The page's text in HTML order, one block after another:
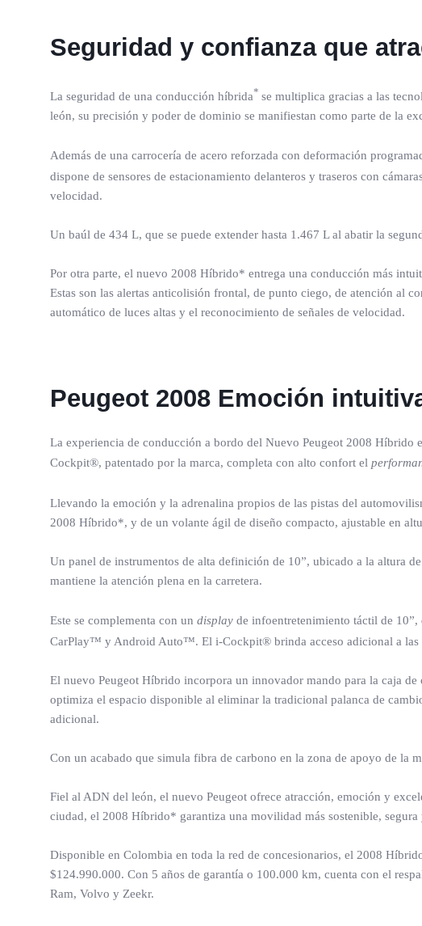
Seguridad y confianza que
La seguridad de una conducción híbrida* se multiplica gracias a las
león, su precisión y poder de dominio se manifiestan como parte de la
Además de una carrocería de acero reforzada con deformación
dispone de sensores de estacionamiento delanteros y traseros con
velocidad.
Un baúl de 434 L, que se puede extender hasta 1.467 L al abatir la
Por otra parte, el nuevo 2008 Híbrido* entrega una conducción más
Estas son las alertas anticolisión frontal, de punto ciego, de atención al
automático de luces altas y el reconocimiento de señales de velocidad.
Peugeot 2008 Emoción
La experiencia de conducción a bordo del Nuevo Peugeot 2008
Cockpit®, patentado por la marca, completa con alto confort el
Llevando la emoción y la adrenalina propios de las pistas del
2008 Híbrido*, y de un volante ágil de diseño compacto, ajustable en
Un panel de instrumentos de alta definición de 10”, ubicado a la altura
mantiene la atención plena en la carretera.
Este se complementa con un display de infoentretenimiento táctil de
CarPlay™ y Android Auto™. El i-Cockpit® brinda acceso adicional a las
El nuevo Peugeot Híbrido incorpora un innovador mando para la caja
optimiza el espacio disponible al eliminar la tradicional palanca de
adicional.
Con un acabado que simula fibra de carbono en la zona de apoyo de
Fiel al ADN del león, el nuevo Peugeot ofrece atracción, emoción y
ciudad, el 2008 Híbrido* garantiza una movilidad más sostenible,
Disponible en Colombia en toda la red de concesionarios, el 2008
$124.990.000. Con 5 años de garantía o 100.000 km, cuenta con el
Ram, Volvo y Zeekr.